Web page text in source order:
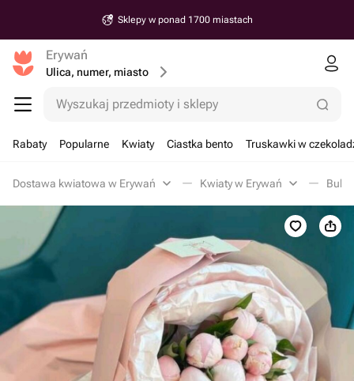
Sklepy w ponad 1700 miastach
Erywań
Ulica, numer, miasto
Wyszukaj przedmioty i sklepy
Rabaty Popularne Kwiaty Ciastka bento Truskawki w
Dostawa kwiatowa w Erywań Kwiaty w Erywań